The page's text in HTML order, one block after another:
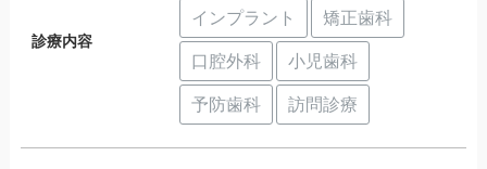
診療内容
インプラント 矯正歯科
口腔外科 小児歯科
予防歯科 訪問診療